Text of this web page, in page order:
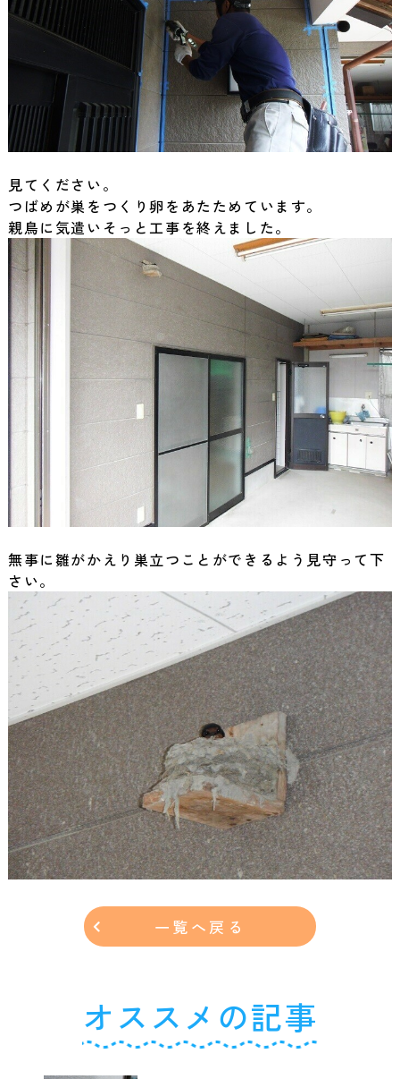
見てください。
つばめが巣をつくり卵をあたためています。
親鳥に気遣いそっと工事を終えました。
無事に雛がかえり巣立つことができるよう見守って下
さい。
一覧へ戻る
オススメの記事